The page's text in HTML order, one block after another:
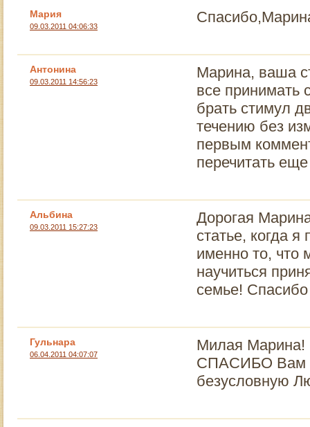
Мария
09.03.2011 04:06:33
Антонина
09.03.2011 14:56:23
Марина, ваша
все принимать
брать стимул
течению без
первым
перечитать
Альбина
09.03.2011 15:27:23
Дорогая
статье, когда
именно то, что
научиться
семье!
Гульнара
06.04.2011 04:07:07
Милая Марина!
СПАСИБО Вам
безусловную